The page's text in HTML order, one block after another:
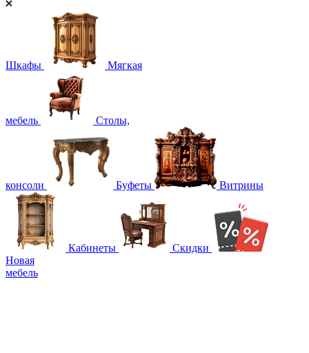
Шкафы Мягкая
мебель Столы,
консоли Буфеты Витрины
Кабинеты
Скидки
Новая
мебель